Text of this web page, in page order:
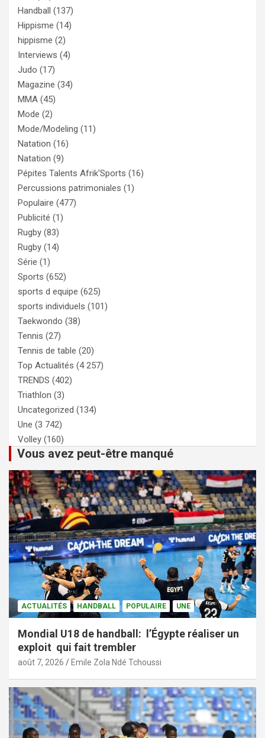
Handball (137)
Hippisme (14)
hippisme (2)
Interviews (4)
Judo (17)
Magazine (34)
MMA (45)
Mode (2)
Mode/Modeling (11)
Natation (16)
Natation (9)
Pépites Talents Afrik'Sports (16)
Percussions patrimoniales (1)
Populaire (477)
Publicité (1)
Rugby (83)
Rugby (14)
Série (1)
Sports (652)
sports d equipe (625)
sports individuels (101)
Taekwondo (38)
Tennis (27)
Tennis de table (20)
Top Actualités (4 257)
TRENDS (402)
Triathlon (3)
Uncategorized (134)
Une (3 742)
Volley (160)
Vous avez peut-être manqué
ACTUALITÉS HANDBALL POPULAIRE UNE
Mondial U18 de handball: l’Égypte réaliser un
exploit qui fait trembler
août 7, 2026 Emile Zola Ndé Tchoussi